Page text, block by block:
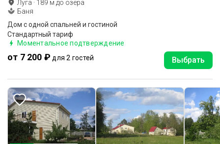
Луга · 189 м до озера
Баня
Дом с одной спальней и гостиной
Стандартный тариф
Моментальное подтверждение
от 7 200 ₽ для 2 гостей Выбрать